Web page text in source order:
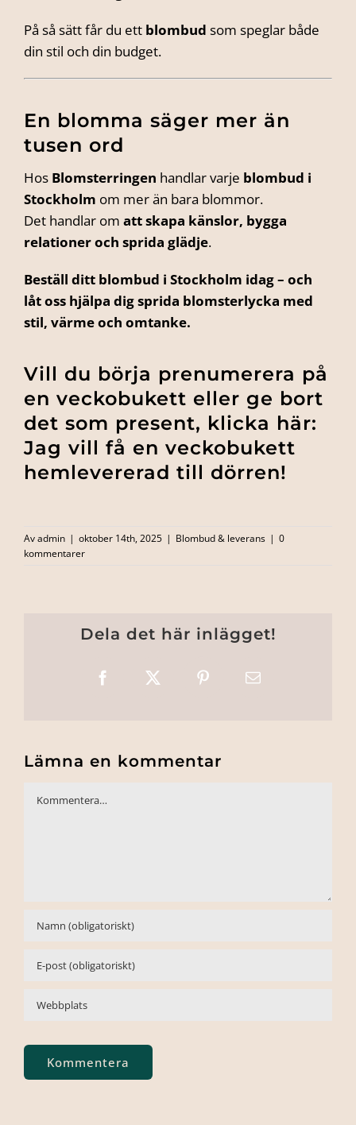
På så sätt får du ett blombud som speglar både
din stil och din budget.
En blomma säger mer än
tusen ord
Hos Blomsterringen handlar varje blombud i
Stockholm om mer än bara blommor.
Det handlar om att skapa känslor, bygga
relationer och sprida glädje.
Beställ ditt blombud i Stockholm idag – och
låt oss hjälpa dig sprida blomsterlycka med
stil, värme och omtanke.
Vill du börja prenumerera på
en veckobukett eller ge bort
det som present, klicka här:
Jag vill få en veckobukett
hemlevererad till dörren!
Avadmin | oktober 14th, 2025 | Blombud & leverans | 0
kommentarer
Dela det här inlägget!
Facebook
X PinterestE-
Lämna en kommentar
Kommentar